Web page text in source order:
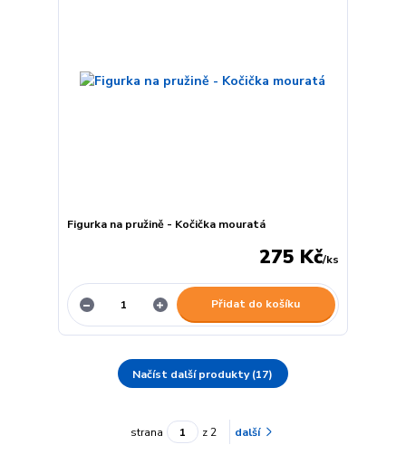
Figurka na pružině - Kočička mouratá
275 Kč/ks
Přidat do košíku
Načíst další produkty (17)
strana z 2 další